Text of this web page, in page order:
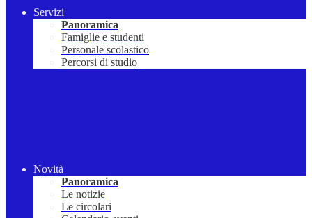
Servizi
Panoramica
Famiglie e studenti
Personale scolastico
Percorsi di studio
Novità
Panoramica
Le notizie
Le circolari